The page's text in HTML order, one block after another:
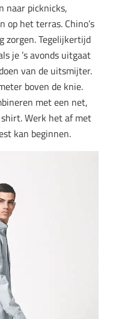
naar picknicks,
op het terras. Chino’s
zorgen. Tegelijkertijd
je ’s avonds uitgaat
van de uitsmijter.
boven de knie.
met een net,
Werk het af met
kan beginnen.